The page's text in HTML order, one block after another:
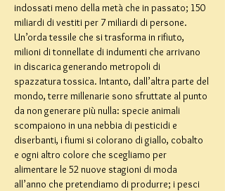
indossati meno della metà che in passato; 150
miliardi di vestiti per 7 miliardi di persone.
Un’orda tessile che si trasforma in rifiuto,
milioni di tonnellate di indumenti che arrivano
in discarica generando metropoli di
spazzatura tossica. Intanto, dall’altra parte del
mondo, terre millenarie sono sfruttate al punto
da non generare più nulla: specie animali
scompaiono in una nebbia di pesticidi e
diserbanti, i fiumi si colorano di giallo, cobalto
e ogni altro colore che scegliamo per
alimentare le 52 nuove stagioni di moda
all’anno che pretendiamo di produrre; i pesci